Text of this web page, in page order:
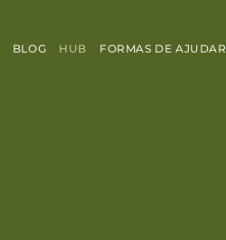
BLOG HUB FORMAS DE AJUDAR